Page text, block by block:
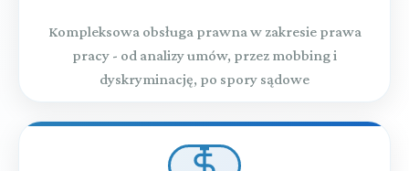
Kompleksowa obsługa prawna w zakresie prawa
pracy - od analizy umów, przez mobbing i
dyskryminację, po spory sądowe